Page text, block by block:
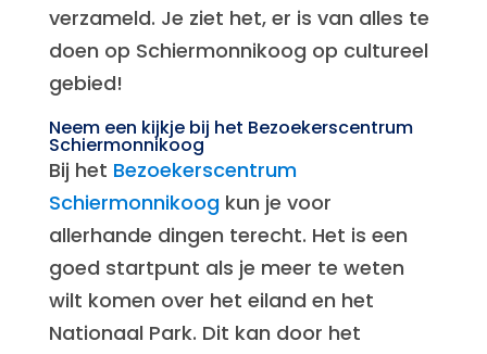
verzameld. Je ziet het, er is van alles te
doen op Schiermonnikoog op cultureel
gebied!
Neem een kijkje bij het Bezoekerscentrum
Schiermonnikoog
Bij het Bezoekerscentrum
Schiermonnikoogkun je voor
allerhande dingen terecht. Het is een
goed startpunt als je meer te weten
wilt komen over het eiland en het
Nationaal Park. Dit kan door het